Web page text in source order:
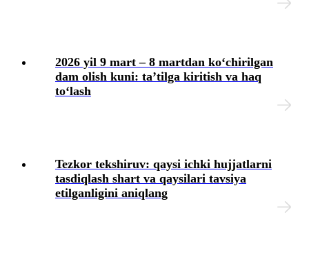
Mehnat shartnomasini bekor qilish
Jamoa shartnomasi
2026 yil 9 mart – 8 martdan koʻchirilgan
dam olish kuni: ta’tilga kiritish va haq
toʻlash
Tezkor tekshiruv: qaysi ichki hujjatlarni
tasdiqlash shart va qaysilari tavsiya
etilganligini aniqlang